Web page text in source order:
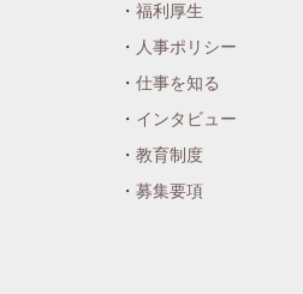
福利厚生
人事ポリシー
仕事を知る
インタビュー
教育制度
募集要項